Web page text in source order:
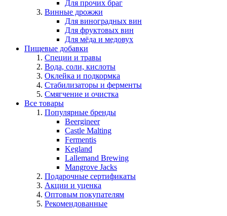
Для прочих браг
Винные дрожжи
Для виноградных вин
Для фруктовых вин
Для мёда и медовух
Пищевые добавки
Специи и травы
Вода, соли, кислоты
Оклейка и подкормка
Стабилизаторы и ферменты
Смягчение и очистка
Все товары
Популярные бренды
Beergineer
Castle Malting
Fermentis
Kegland
Lallemand Brewing
Mangrove Jacks
Подарочные сертификаты
Акции и уценка
Оптовым покупателям
Рекомендованные